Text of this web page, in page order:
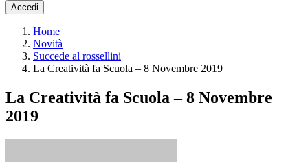
Accedi
Home
Novità
Succede al rossellini
La Creatività fa Scuola – 8 Novembre 2019
La Creatività fa Scuola – 8 Novembre
2019